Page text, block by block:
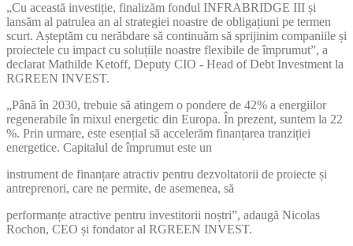
„Cu această investiție, finalizăm fondul INFRABRIDGE III și
lansăm al patrulea an al strategiei noastre de obligațiuni pe termen
scurt. Așteptăm cu nerăbdare să continuăm să sprijinim companiile și
proiectele cu impact cu soluțiile noastre flexibile de împrumut”, a
declarat Mathilde Ketoff, Deputy CIO - Head of Debt Investment la
RGREEN INVEST.
„Până în 2030, trebuie să atingem o pondere de 42% a energiilor
regenerabile în mixul energetic din Europa. În prezent, suntem la 22
%. Prin urmare, este esențial să accelerăm finanțarea tranziției
energetice. Capitalul de împrumut este un
instrument de finanțare atractiv pentru dezvoltatorii de proiecte și
antreprenori, care ne permite, de asemenea, să
performanțe atractive pentru investitorii noștri”, adaugă Nicolas
Rochon, CEO și fondator al RGREEN INVEST.